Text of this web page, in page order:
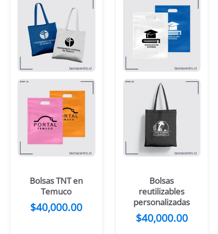
Bolsas TNT en
Temuco
$40,000.00
Bolsas
reutilizables
personalizadas
$40,000.00